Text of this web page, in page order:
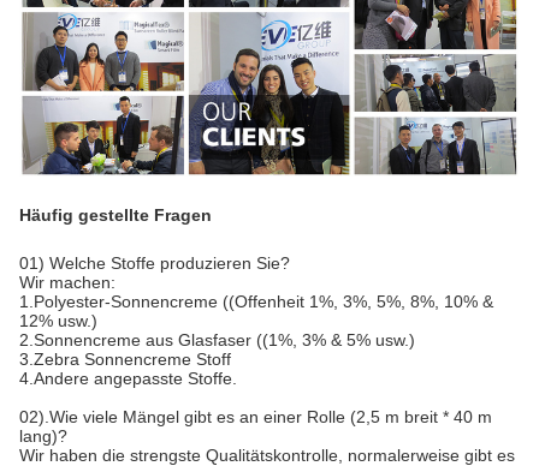
Häufig gestellte Fragen
01) Welche Stoffe produzieren Sie?
Wir machen:
1.Polyester-Sonnencreme ((Offenheit 1%, 3%, 5%, 8%, 10% &
12% usw.)
2.Sonnencreme aus Glasfaser ((1%, 3% & 5% usw.)
3.Zebra Sonnencreme Stoff
4.Andere angepasste Stoffe.
02).Wie viele Mängel gibt es an einer Rolle (2,5 m breit * 40 m
lang)?
Wir haben die strengste Qualitätskontrolle, normalerweise gibt es